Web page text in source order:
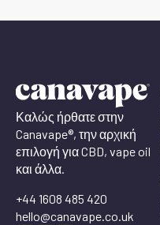
Καλώς ήρθατε στην
Canavape®, την αρχική
επιλογή για CBD, vape oil
και άλλα.
+44 1608 485 420
hello@canavape.co.uk